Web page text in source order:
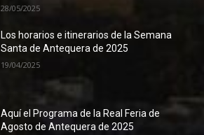
28/05/2025
Los horarios e itinerarios de la Semana
Santa de Antequera de 2025
19/04/2025
Aquí el Programa de la Real Feria de
Agosto de Antequera de 2025